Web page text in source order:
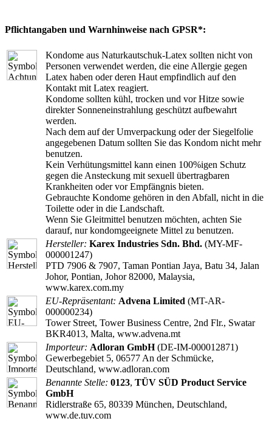
Pflichtangaben und Warnhinweise nach GPSR*:
Kondome aus Naturkautschuk-Latex sollten nicht von
Personen verwendet werden, die eine Allergie gegen
Latex haben oder deren Haut empfindlich auf den
Kontakt mit Latex reagiert.
Kondome sollten kühl, trocken und vor Hitze sowie
direkter Sonneneinstrahlung geschützt aufbewahrt
werden.
Nach dem auf der Umverpackung oder der Siegelfolie
angegebenen Datum sollten Sie das Kondom nicht mehr
benutzen.
Kein Verhütungsmittel kann einen 100%igen Schutz
gegen die Ansteckung mit sexuell übertragbaren
Krankheiten oder vor Empfängnis bieten.
Gebrauchte Kondome gehören in den Abfall, nicht in die
Toilette oder in die Landschaft.
Wenn Sie Gleitmittel benutzen möchten, achten Sie
darauf, nur kondomgeeignete Mittel zu benutzen.
Hersteller: Karex Industries Sdn. Bhd. (MY-MF-
000001247)
PTD 7906 & 7907, Taman Pontian Jaya, Batu 34, Jalan
Johor, Pontian, Johor 82000, Malaysia,
www.karex.com.my
EU-Repräsentant: Advena Limited (MT-AR-
000000234)
Tower Street, Tower Business Centre, 2nd Flr., Swatar
BKR4013, Malta, www.advena.mt
Importeur: Adloran GmbH(DE-IM-000012871)
Gewerbegebiet 5, 06577 An der Schmücke,
Deutschland, www.adloran.com
Benannte Stelle: 0123, TÜV SÜD Product Service
GmbH
Ridlerstraße 65, 80339 München, Deutschland,
www.de.tuv.com